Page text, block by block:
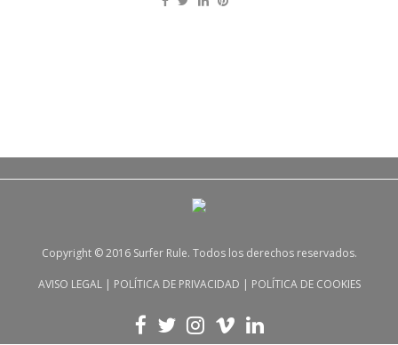
Copyright © 2016 Surfer Rule. Todos los derechos reservados.
AVISO LEGAL| POLÍTICA DE PRIVACIDAD | POLÍTICA DE COOKIES